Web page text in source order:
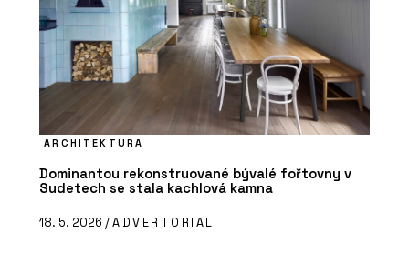
ARCHITEKTURA
Dominantou rekonstruované bývalé fořtovny v
Sudetech se stala kachlová kamna
18. 5. 2026 /ADVERTORIAL